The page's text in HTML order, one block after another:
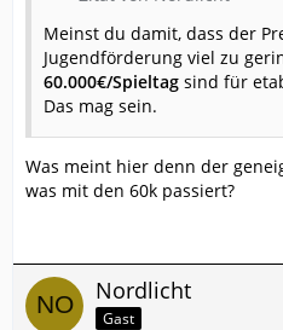
Meinst du damit, dass der
Jugendförderung viel zu
60.000€/Spieltag sind für
Das mag sein.
Was meint hier denn der
was mit den 60k passiert?
Nordlicht
Gast